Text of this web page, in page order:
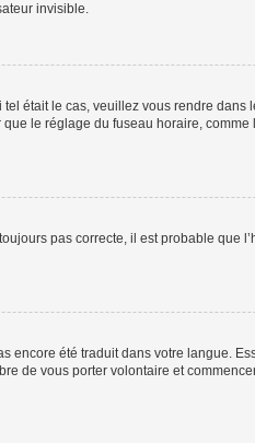
invisible.
était le cas, veuillez vous rendre
le réglage du fuseau horaire,
pas correcte, il est probable
été traduit dans votre langue.
de vous porter volontaire et